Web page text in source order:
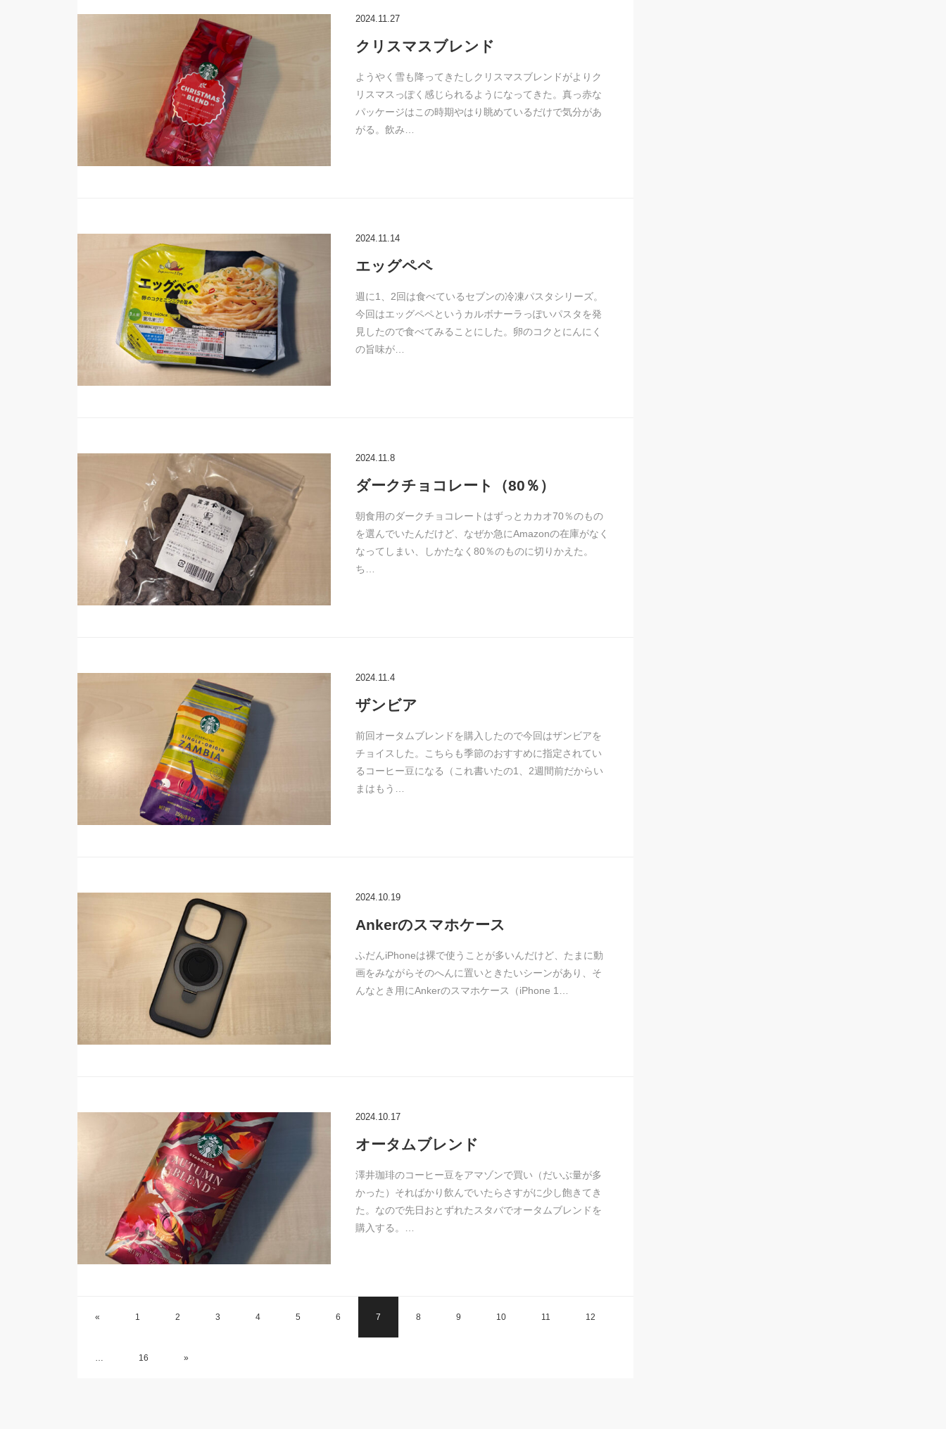
2024.11.27
クリスマスブレンド
ようやく雪も降ってきたしクリスマスブレンドがよりク
リスマスっぽく感じられるようになってきた。真っ赤な
パッケージはこの時期やはり眺めているだけで気分があ
がる。飲み…
2024.11.14
エッグペペ
週に1、2回は食べているセブンの冷凍パスタシリーズ。
今回はエッグペペというカルボナーラっぽいパスタを発
見したので食べてみることにした。卵のコクとにんにく
の旨味が…
2024.11.8
ダークチョコレート（80％）
朝食用のダークチョコレートはずっとカカオ70％のもの
を選んでいたんだけど、なぜか急にAmazonの在庫がなく
なってしまい、しかたなく80％のものに切りかえた。
ち…
2024.11.4
ザンビア
前回オータムブレンドを購入したので今回はザンビアを
チョイスした。こちらも季節のおすすめに指定されてい
るコーヒー豆になる（これ書いたの1、2週間前だからい
まはもう…
2024.10.19
Ankerのスマホケース
ふだんiPhoneは裸で使うことが多いんだけど、たまに動
画をみながらそのへんに置いときたいシーンがあり、そ
んなとき用にAnkerのスマホケース（iPhone 1…
2024.10.17
オータムブレンド
澤井珈琲のコーヒー豆をアマゾンで買い（だいぶ量が多
かった）そればかり飲んでいたらさすがに少し飽きてき
た。なので先日おとずれたスタバでオータムブレンドを
購入する。…
« 1 2 3 4 5 6 7 8 9 10 11 12
… 16 »